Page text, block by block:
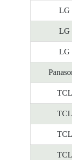
LG
LG
LG
TCL
TCL
TCL
TCL